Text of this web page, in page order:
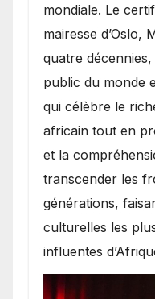
mondiale. Le
mairesse d’Oslo,
quatre
public du monde
qui célèbre le
africain tout en
et la
transcender les
générations,
culturelles les
influentes